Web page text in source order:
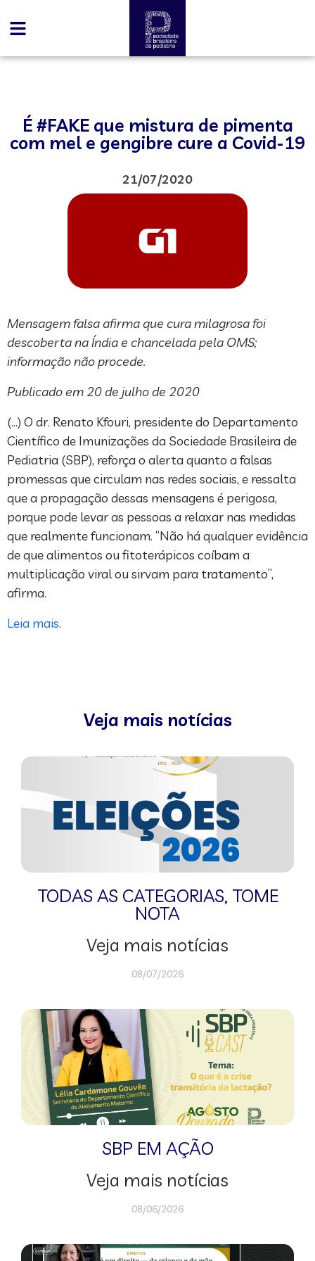
É #FAKE que mistura de pimenta
com mel e gengibre cure a Covid-19
21/07/2020
Mensagem falsa afirma que cura milagrosa foi
descoberta na Índia e chancelada pela OMS;
informação não procede.
Publicado em 20 de julho de 2020
(…) O dr. Renato Kfouri, presidente do Departamento
Científico de Imunizações da Sociedade Brasileira de
Pediatria (SBP), reforça o alerta quanto a falsas
promessas que circulam nas redes sociais, e ressalta
que a propagação dessas mensagens é perigosa,
porque pode levar as pessoas a relaxar nas medidas
que realmente funcionam. “Não há qualquer evidência
de que alimentos ou fitoterápicos coíbam a
multiplicação viral ou sirvam para tratamento”,
afirma.
Leia mais.
Veja mais notícias
TODAS AS CATEGORIAS, TOME
NOTA
Veja mais notícias
08/07/2026
SBP EM AÇÃO
Veja mais notícias
08/06/2026